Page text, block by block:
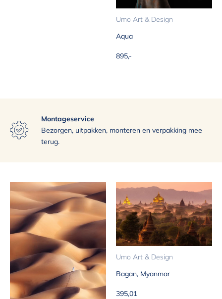
Montageservice
Bezorgen, uitpakken, monteren en verpakking mee
terug.
Exclusief assortiment
Uitstekende bezorgservice
Umo Art & Design
Aqua
Aanbiedingsprijs
895,-
Umo Art & Design
Bagan, Myanmar
Aanbiedingsprijs
395,01